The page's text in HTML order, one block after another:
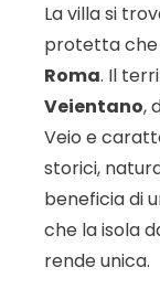
La villa si
protetta che
Roma. Il
Veientano,
Veio e
storici,
beneficia di
che la isola
rende unica.